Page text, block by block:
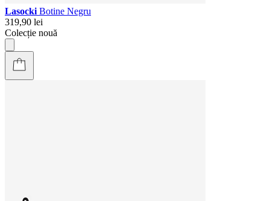
Lasocki Botine Negru
319,90 lei
Colecție nouă